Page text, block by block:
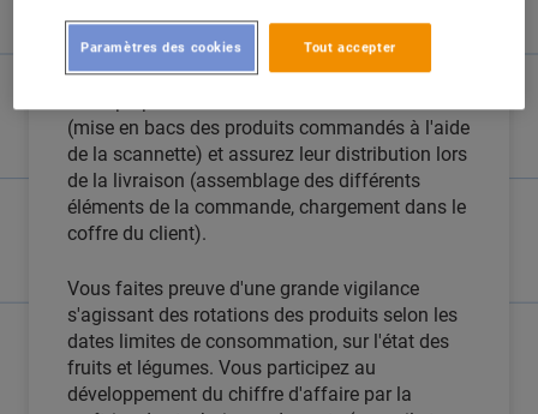
dans les chambres froides, et dans la chaîne
automatisée.
(mise en bacs des produits commandés à l'aide
de la scannette) et assurez leur distribution lors
de la livraison (assemblage des différents
éléments de la commande, chargement dans le
coffre du client).
Vous faites preuve d'une grande vigilance
s'agissant des rotations des produits selon les
dates limites de consommation, sur l'état des
fruits et légumes. Vous participez au
développement du chiffre d'affaire par la
Tout accepter
Paramètres des cookies